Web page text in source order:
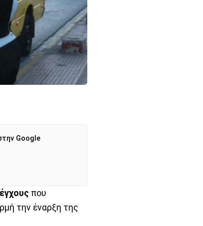
Google
που
την έναρξη της